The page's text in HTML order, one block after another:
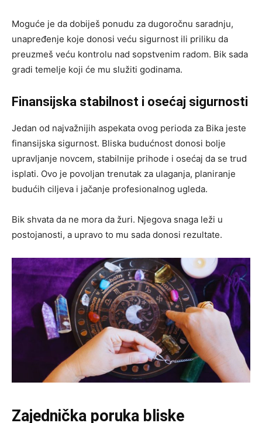
Moguće je da dobiješ ponudu za dugoročnu saradnju,
unapređenje koje donosi veću sigurnost ili priliku da
preuzmeš veću kontrolu nad sopstvenim radom. Bik sada
gradi temelje koji će mu služiti godinama.
Finansijska stabilnost i osećaj sigurnosti
Jedan od najvažnijih aspekata ovog perioda za Bika jeste
finansijska sigurnost. Bliska budućnost donosi bolje
upravljanje novcem, stabilnije prihode i osećaj da se trud
isplati. Ovo je povoljan trenutak za ulaganja, planiranje
budućih ciljeva i jačanje profesionalnog ugleda.
Bik shvata da ne mora da žuri. Njegova snaga leži u
postojanosti, a upravo to mu sada donosi rezultate.
Zajednička poruka bliske